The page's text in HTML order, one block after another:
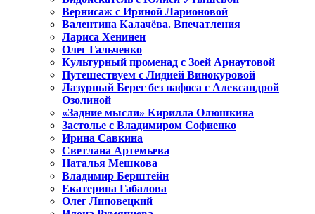
Вернисаж с Ириной Ларионовой
Валентина Калачёва. Впечатления
Лариса Хенинен
Олег Гальченко
Культурный променад с Зоей Арнаутовой
Путешествуем с Лидией Винокуровой
Лазурный Берег без пафоса с Александрой
Озолиной
«Задние мысли» Кирилла Олюшкина
Застолье с Владимиром Софиенко
Ирина Савкина
Светлана Артемьева
Наталья Мешкова
Владимир Берштейн
Екатерина Габалова
Олег Липовецкий